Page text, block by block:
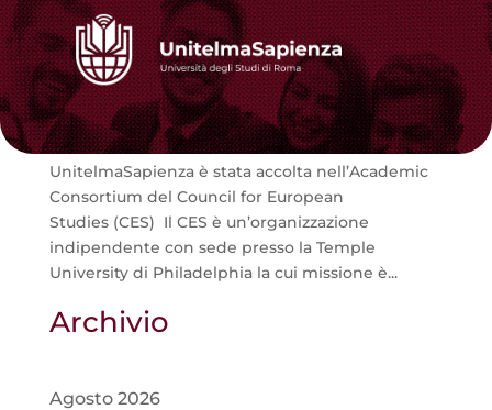
UnitelmaSapienza è il primo Ateneo italiano
membro del Consorzio Accademico di Studi
Europei con Harvard, Yale, Columbia e
Temple University
Home › News Contattaci Iscriviti Utente
UnitelmaSapienza è stata accolta nell’Academic
Consortium del Council for European
Studies (CES) Il CES è un’organizzazione
indipendente con sede presso la Temple
University di Philadelphia la cui missione è...
Archivio
Agosto 2026